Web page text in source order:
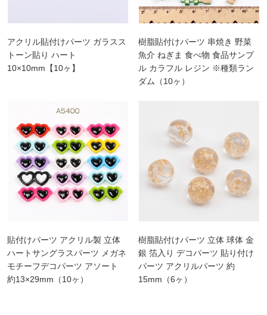
アクリル貼付けパーツ ガラスス
トーン貼り ハート
10×10mm【10ヶ】
樹脂貼付けパーツ 串焼き 野菜
魚介 ねぎま 食べ物 食品サンプ
ル カラフル レジン ※種類ラン
ダム（10ヶ）
貼付けパーツ アクリル製 立体
ハートサングラスパーツ メガネ
モチーフデコパーツ アソート
約13×29mm（10ヶ）
樹脂貼付けパーツ 立体 球体 金
銀 箔入り デコパーツ 貼り付け
パーツ アクリルパーツ 約
15mm（6ヶ）